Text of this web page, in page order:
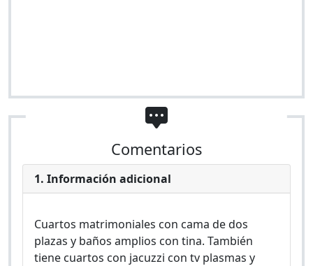
Comentarios
1. Información adicional
Cuartos matrimoniales con cama de dos
plazas y baños amplios con tina. También
tiene cuartos con jacuzzi con tv plasmas y